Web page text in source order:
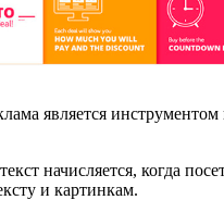
является
начисляется, когда
и картинкам.